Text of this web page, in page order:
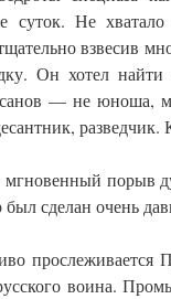
суток. Не
взвесив
Он хотел
— не юноша,
разведчик.
порыв
сделан очень
воина.